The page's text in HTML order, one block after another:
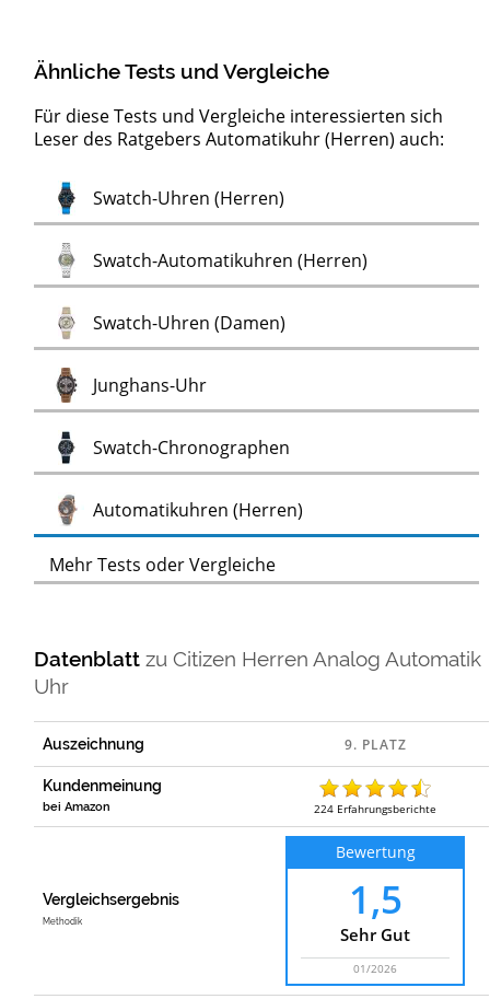
Ähnliche Tests und Vergleiche
Für diese Tests und Vergleiche interessierten sich
Leser des Ratgebers Automatikuhr (Herren) auch:
Swatch-Uhren (Herren)
Swatch-Automatikuhren (Herren)
Swatch-Uhren (Damen)
Junghans-UhrTest
Swatch-Chronographen
Automatikuhren (Herren)
BOCCIA Titanium Uhren (Herren)
SmartwatchesTest
Lacoste-Uhren (Damen)Test
Lacoste-Uhren (Herren)Test
Holz-WeckerTest
Farbwechsel-UhrenTest
FEICE UhrenTest
PICTO DamenuhrenTest
PICTO HerrenuhrenTest
EKG-
UhrenTest
Mehr Tests oder Vergleiche
DatenblattzuCitizen Herren Analog Automatik
Uhr
Auszeichnung
Kundenmeinung
bei Amazon 224 Erfahrungsberichte
Vergleichsergebnis
Methodik
Bewertung
1,5
Sehr Gut
01/2026